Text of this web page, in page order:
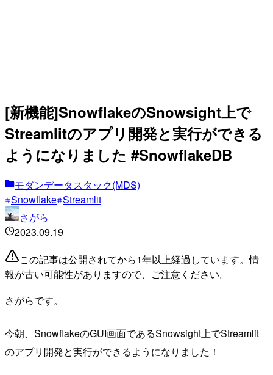
[新機能]SnowflakeのSnowsight上で
Streamlitのアプリ開発と実行ができる
ようになりました #SnowflakeDB
モダンデータスタック(MDS)
Snowflake Streamlit
さがら
2023.09.19
この記事は公開されてから1年以上経過しています。情
報が古い可能性がありますので、ご注意ください。
さがらです。
今朝、SnowflakeのGUI画面であるSnowsight上でStreamlit
のアプリ開発と実行ができるようになりました！